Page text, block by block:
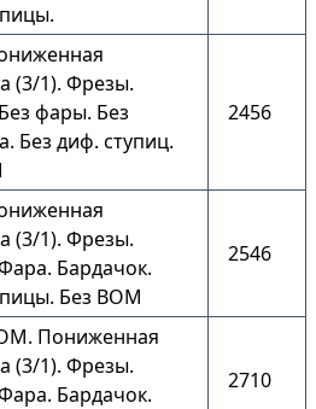
(3/1). Фрезы.
фары. Без
Без диф. ступиц.
2456
(3/1). Фрезы.
Бардачок.
Без ВОМ
2546
Пониженная
(3/1). Фрезы.
Бардачок.
2710